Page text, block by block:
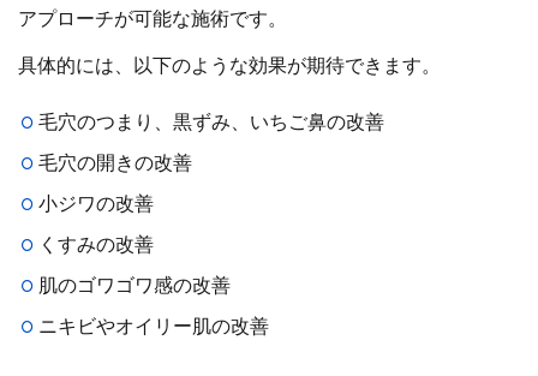
アプローチが可能な施術です。
具体的には、以下のような効果が期待できます。
毛穴のつまり、黒ずみ、いちご鼻の改善
毛穴の開きの改善
小ジワの改善
くすみの改善
肌のゴワゴワ感の改善
ニキビやオイリー肌の改善